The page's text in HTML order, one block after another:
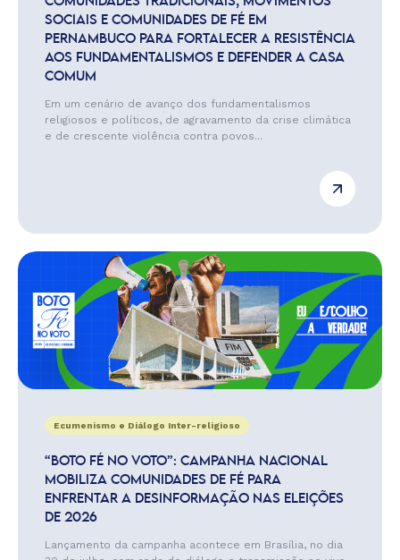
SOCIAIS E COMUNIDADES DE FÉ EM
PERNAMBUCO PARA FORTALECER A RESISTÊNCIA
AOS FUNDAMENTALISMOS E DEFENDER A CASA
COMUM
Em um cenário de avanço dos fundamentalismos
religiosos e políticos, de agravamento da crise climática
e de crescente violência contra povos...
Ecumenismo e Diálogo Inter-religioso
“BOTO FÉ NO VOTO”: CAMPANHA NACIONAL
MOBILIZA COMUNIDADES DE FÉ PARA
ENFRENTAR A DESINFORMAÇÃO NAS ELEIÇÕES
DE 2026
Lançamento da campanha acontece em Brasília, no dia